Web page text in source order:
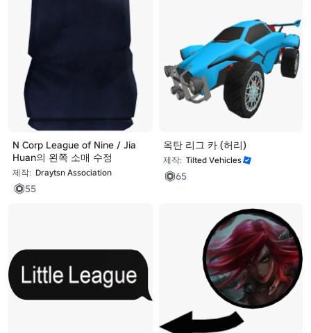
N Corp League of Nine / Jia
Huan의 왼쪽 소매 수정
제작: Draytsn Association
55
옥탄 리그 카 (허리)
제작: Tilted Vehicles
65